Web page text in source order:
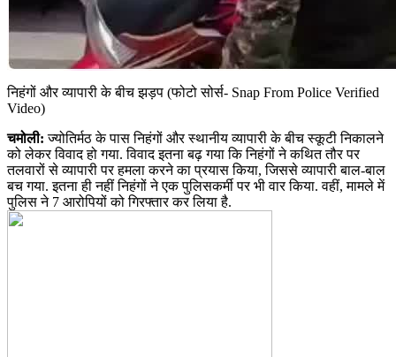
निहंगों और व्यापारी के बीच झड़प (फोटो सोर्स- Snap From Police Verified
Video)
चमोली: ज्योतिर्मठ के पास निहंगों और स्थानीय व्यापारी के बीच स्कूटी निकालने
को लेकर विवाद हो गया. विवाद इतना बढ़ गया कि निहंगों ने कथित तौर पर
तलवारों से व्यापारी पर हमला करने का प्रयास किया, जिससे व्यापारी बाल-बाल
बच गया. इतना ही नहीं निहंगों ने एक पुलिसकर्मी पर भी वार किया. वहीं, मामले में
पुलिस ने 7 आरोपियों को गिरफ्तार कर लिया है.